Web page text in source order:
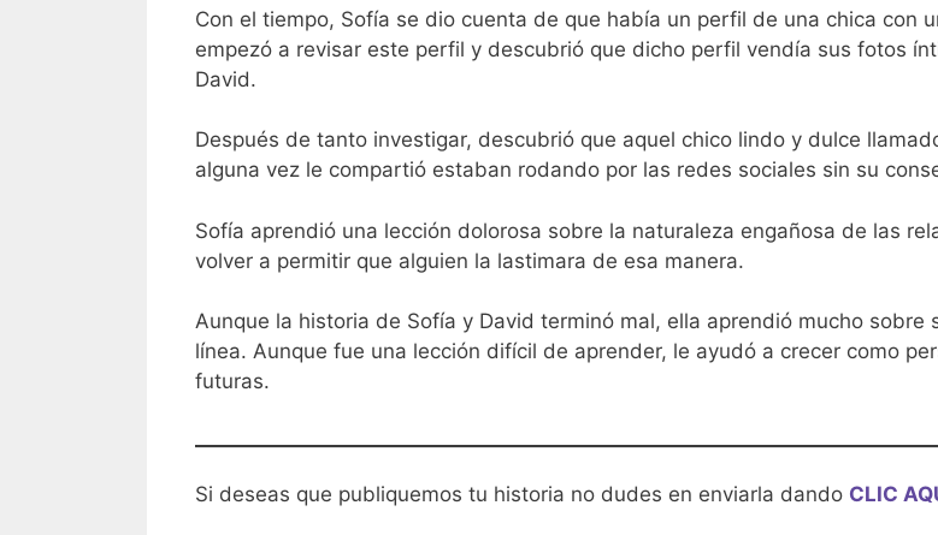
Con el tiempo, Sofía se dio cuenta de que había un perfil de una chica con
empezó a revisar este perfil y descubrió que dicho perfil vendía sus fotos
David.
Después de tanto investigar, descubrió que aquel chico lindo y dulce
alguna vez le compartió estaban rodando por las redes sociales sin su
Sofía aprendió una lección dolorosa sobre la naturaleza engañosa de las
volver a permitir que alguien la lastimara de esa manera.
Aunque la historia de Sofía y David terminó mal, ella aprendió mucho
línea. Aunque fue una lección difícil de aprender, le ayudó a crecer como
futuras.
Si deseas que publiquemos tu historia no dudes en enviarla dando CLIC